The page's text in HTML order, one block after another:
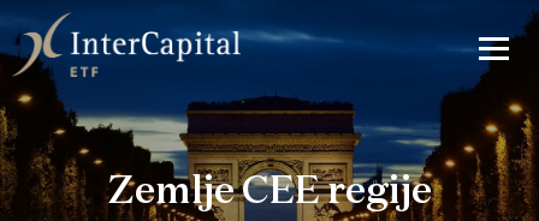
Zemlje CEE regije